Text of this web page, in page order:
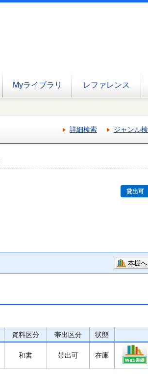
Myライブラリ レファレンス
詳細検索 ジャンル
貸出可
本棚へ
資料区分 帯出区分 状態
和書 帯出可 在庫